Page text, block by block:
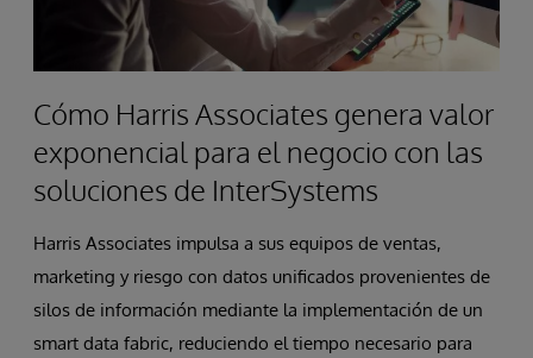
Cómo Harris Associates genera valor
exponencial para el negocio con las
soluciones de InterSystems
Harris Associates impulsa a sus equipos de ventas,
marketing y riesgo con datos unificados provenientes de
silos de información mediante la implementación de un
smart data fabric, reduciendo el tiempo necesario para